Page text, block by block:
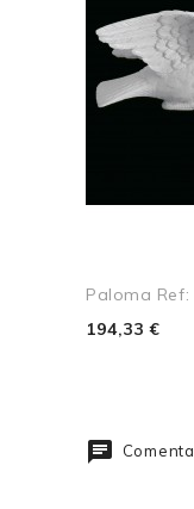
Peso
Paloma
194,33 €